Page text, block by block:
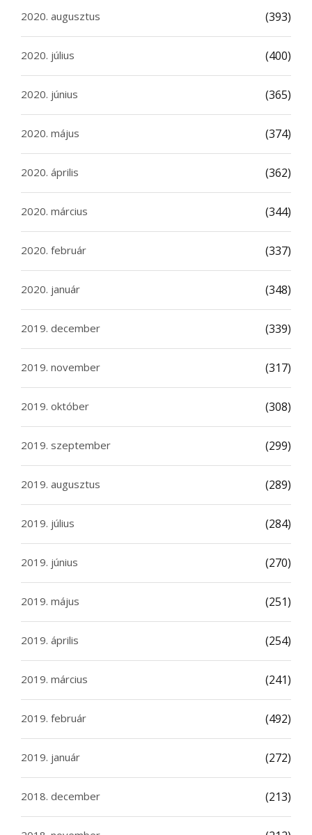
2020. augusztus (393)
2020. július (400)
2020. június (365)
2020. május (374)
2020. április (362)
2020. március (344)
2020. február (337)
2020. január (348)
2019. december (339)
2019. november (317)
2019. október (308)
2019. szeptember (299)
2019. augusztus (289)
2019. július (284)
2019. június (270)
2019. május (251)
2019. április (254)
2019. március (241)
2019. február (492)
2019. január (272)
2018. december (213)